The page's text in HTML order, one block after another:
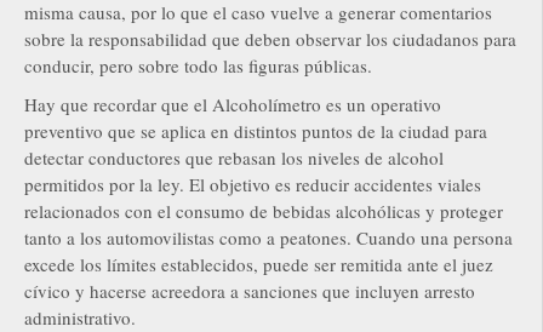
misma causa, por lo que el caso vuelve a generar comentarios
sobre la responsabilidad que deben observar los ciudadanos para
conducir, pero sobre todo las figuras públicas.
Hay que recordar que el Alcoholímetro es un operativo
preventivo que se aplica en distintos puntos de la ciudad para
detectar conductores que rebasan los niveles de alcohol
permitidos por la ley. El objetivo es reducir accidentes viales
relacionados con el consumo de bebidas alcohólicas y proteger
tanto a los automovilistas como a peatones. Cuando una persona
excede los límites establecidos, puede ser remitida ante el juez
cívico y hacerse acreedora a sanciones que incluyen arresto
administrativo.